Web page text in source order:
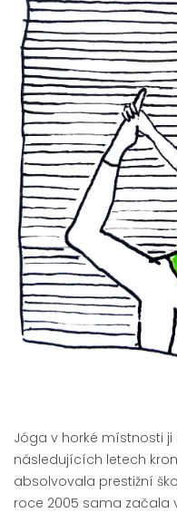
Jóga v horké místnosti
následujících letech
absolvovala prestižní
roce 2005 sama začala